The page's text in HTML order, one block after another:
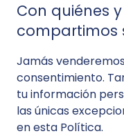
Con quiénes
compartimos
Jamás
consentimiento.
tu información
las únicas
en esta Política.